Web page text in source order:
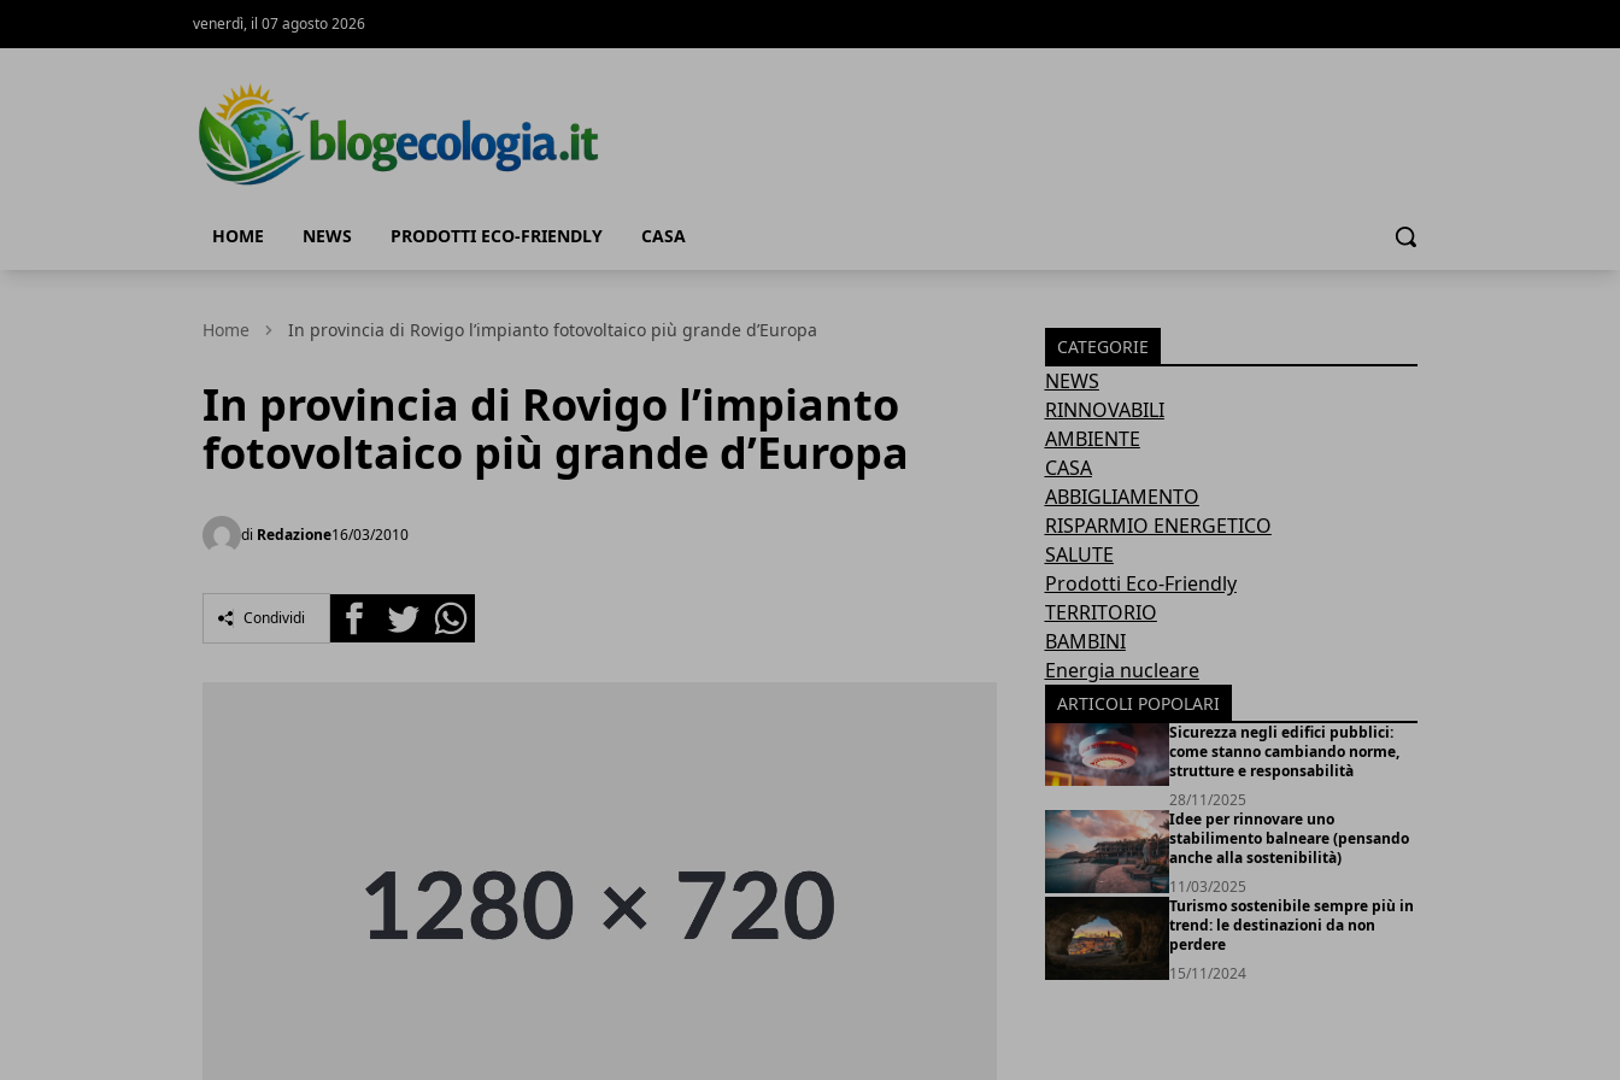
venerdì, il 07 agosto 2026
HOME NEWS PRODOTTI ECO-FRIENDLY CASA Cerca
Home In provincia di Rovigo l’impianto fotovoltaico più grande d’Europa
In provincia di Rovigo l’impianto
fotovoltaico più grande d’Europa
di Redazione16/03/2010
Condividi FacebookTwitterWhatsapp
CATEGORIE
NEWS
RINNOVABILI
AMBIENTE
CASA
ABBIGLIAMENTO
RISPARMIO ENERGETICO
SALUTE
Prodotti Eco-Friendly
TERRITORIO
BAMBINI
Energia nucleare
ARTICOLI POPOLARI
Sicurezza negli edifici pubblici:
come stanno cambiando norme,
strutture e responsabilità
28/11/2025
Idee per rinnovare uno
stabilimento balneare (pensando
anche alla sostenibilità)
11/03/2025
Turismo sostenibile sempre più in
trend: le destinazioni da non
perdere
15/11/2024